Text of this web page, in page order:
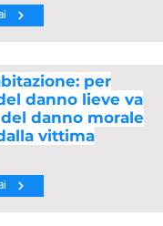
per
danno lieve va
danno morale
vittima